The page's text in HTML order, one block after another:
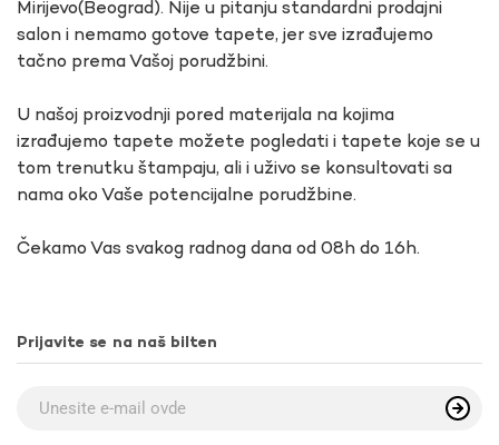
Mirijevo(Beograd). Nije u pitanju standardni prodajni
salon i nemamo gotove tapete, jer sve izrađujemo
tačno prema Vašoj porudžbini.
U našoj proizvodnji pored materijala na kojima
izrađujemo tapete možete pogledati i tapete koje se u
tom trenutku štampaju, ali i uživo se konsultovati sa
nama oko Vaše potencijalne porudžbine.
Čekamo Vas svakog radnog dana od 08h do 16h.
Prijavite se na naš bilten